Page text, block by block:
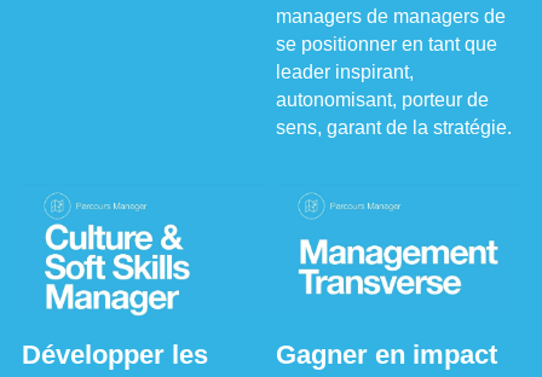
managers de managers de
se positionner en tant que
leader inspirant,
autonomisant, porteur de
sens, garant de la stratégie.
Développer les
Gagner en impact